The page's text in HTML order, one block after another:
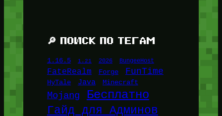
🔎 ПОИСК ПО ТЕГАМ
1.16.5 1.21 2026 BungeeHost
FateRealm Forge FunTime
HyTale Java Minecraft
Mojang Бесплатно
Гайд для Админов